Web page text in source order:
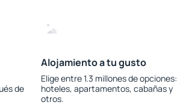
de
Alojamiento a tu gusto
Elige entre 1.3 millones de opciones:
hoteles, apartamentos, cabañas y
otros.